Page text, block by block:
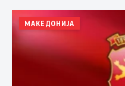
МАКЕДОНИЈА